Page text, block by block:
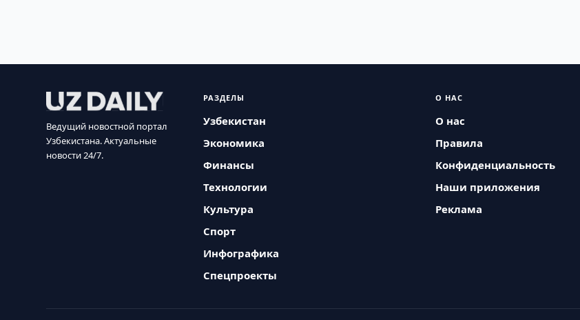
Ведущий новостной портал
Узбекистана. Актуальные
новости 24/7.
РАЗДЕЛЫ
Узбекистан
Экономика
Финансы
Технологии
Культура
Спорт
Инфографика
Спецпроекты
О НАС
О нас
Правила
Конфиденциальность
Наши приложения
Реклама